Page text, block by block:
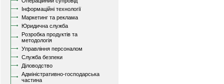
Інформаційні технології
Маркетинг та реклама
Юридична служба
Розробка продуктів та
методологія
Управління персоналом
Служба безпеки
Діловодство
Адміністративно-господарська
частина